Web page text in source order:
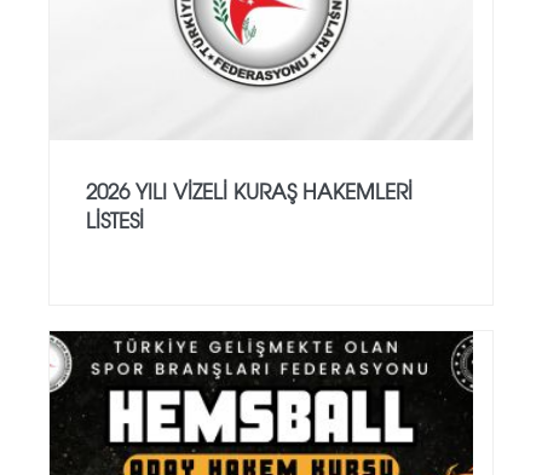
2026 YILI VİZELİ KURAŞ HAKEMLERİ
LİSTESİ